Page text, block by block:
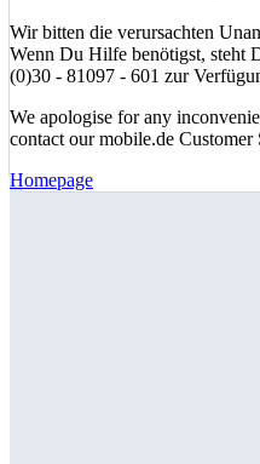
Wir bitten die verursachten
Wenn Du Hilfe benötigst, steht
(0)30 - 81097 - 601 zur
We apologise for any
contact our mobile.de
Homepage